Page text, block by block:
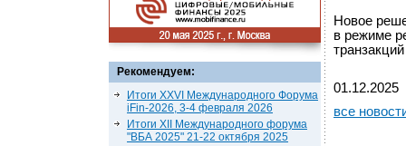
Рекомендуем:
Итоги XXVI Международного Форума
iFin-2026, 3-4 февраля 2026
Итоги XII Международного форума
"ВБА 2025" 21-22 октября 2025
Новое
в режиме
01.12.2025
все